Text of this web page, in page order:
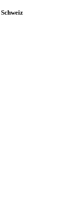
Schweiz